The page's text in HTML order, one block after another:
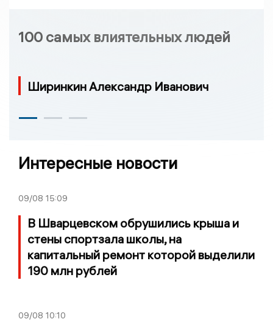
100 самых влиятельных людей
Ширинкин Александр Иванович
Интересные новости
09/08 15:09
В Шварцевском обрушились крыша и
стены спортзала школы, на
капитальный ремонт которой выделили
190 млн рублей
09/08 10:10